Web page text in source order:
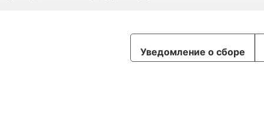
Уведомление о сборе